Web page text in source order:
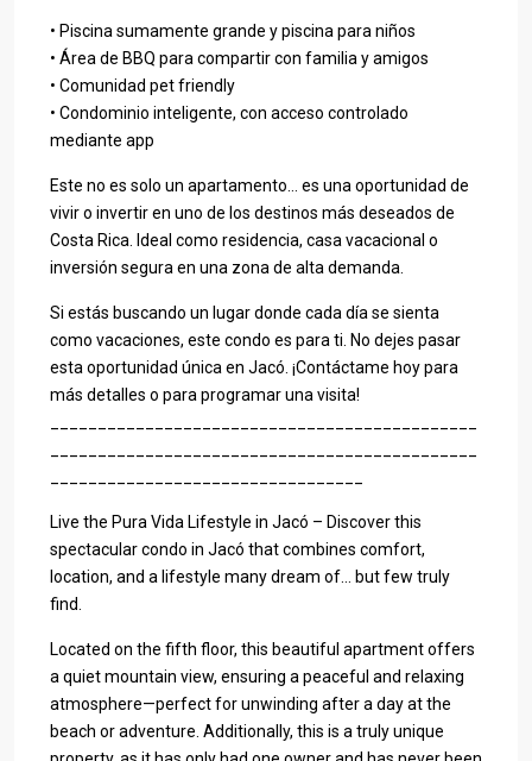
• Piscina sumamente grande y piscina para niños
• Área de BBQ para compartir con familia y amigos
• Comunidad pet friendly
• Condominio inteligente, con acceso controlado
mediante app
Este no es solo un apartamento… es una oportunidad de
vivir o invertir en uno de los destinos más deseados de
Costa Rica. Ideal como residencia, casa vacacional o
inversión segura en una zona de alta demanda.
Si estás buscando un lugar donde cada día se sienta
como vacaciones, este condo es para ti. No dejes pasar
esta oportunidad única en Jacó. ¡Contáctame hoy para
más detalles o para programar una visita!
Live the Pura Vida Lifestyle in Jacó – Discover this
spectacular condo in Jacó that combines comfort,
location, and a lifestyle many dream of… but few truly
find.
Located on the fifth floor, this beautiful apartment offers
a quiet mountain view, ensuring a peaceful and relaxing
atmosphere—perfect for unwinding after a day at the
beach or adventure. Additionally, this is a truly unique